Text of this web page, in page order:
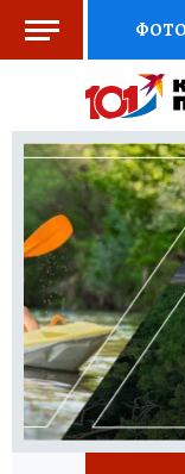
ФОТО